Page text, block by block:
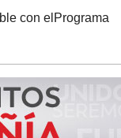
con el Programa